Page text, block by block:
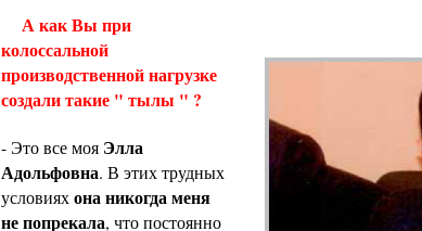
А как Вы при
колоссальной
производственной нагрузке
создали такие " тылы " ?
- Это все моя Элла
Адольфовна. В этих трудных
условияхона никогда меня
не попрекала, что постоянно